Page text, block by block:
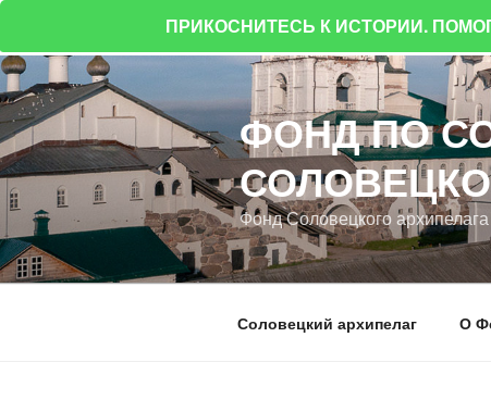
Перейти
к
содержимому
ФОНД ПО
Фонд Соловецкого архипелага
Соловецкий архипелаг О
ПРИКОСНИТЕСЬ К ИСТОРИИ.